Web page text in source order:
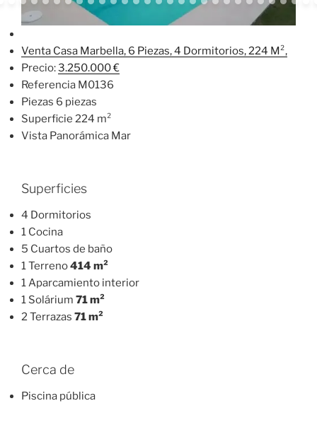
Venta Casa Marbella, 6 Piezas, 4 Dormitorios, 224 M²,
Precio:3.250.000 €
Referencia M0136
Piezas 6 piezas
Superficie 224 m²
Vista Panorámica Mar
Superficies
4 Dormitorios
1 Cocina
5 Cuartos de baño
1 Terreno414 m²
1 Aparcamiento interior
1 Solárium 71 m²
2 Terrazas 71 m²
Cerca de
Piscina pública